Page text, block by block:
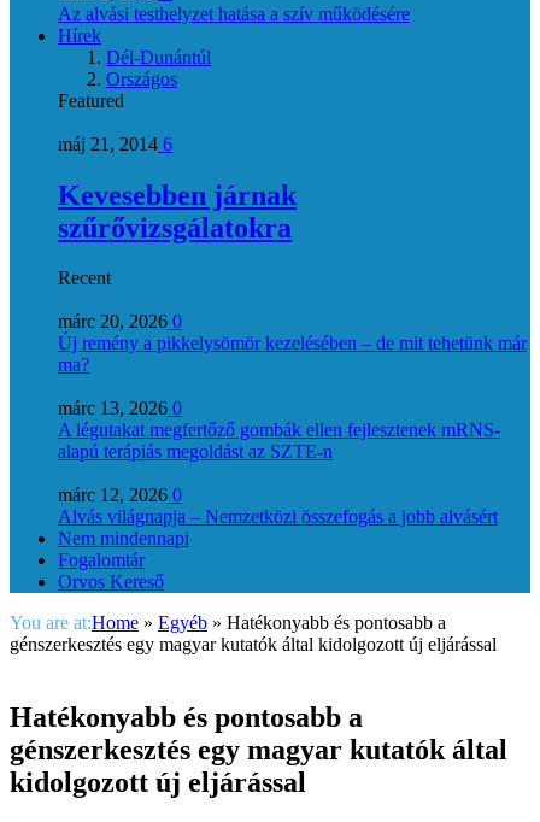
Az alvási testhelyzet hatása a szív működésére
Hírek
Dél-Dunántúl
Országos
Featured
máj 21, 2014 6
Kevesebben járnak
szűrővizsgálatokra
Recent
márc 20, 2026 0
Új remény a pikkelysömör kezelésében – de mit tehetünk már
ma?
márc 13, 2026 0
A légutakat megfertőző gombák ellen fejlesztenek mRNS-
alapú terápiás megoldást az SZTE-n
márc 12, 2026 0
Alvás világnapja – Nemzetközi összefogás a jobb alvásért
Nem mindennapi
Fogalomtár
Orvos Kereső
You are at:Home » Egyéb » Hatékonyabb és pontosabb a
génszerkesztés egy magyar kutatók által kidolgozott új eljárással
Hatékonyabb és pontosabb a
génszerkesztés egy magyar kutatók által
kidolgozott új eljárással